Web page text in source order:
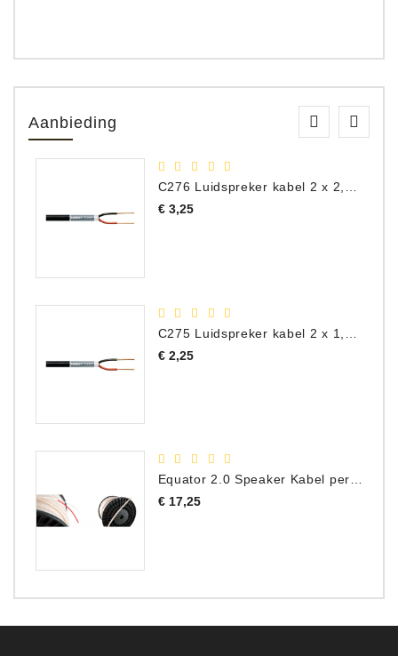
Aanbieding
C276 Luidspreker kabel 2 x 2,50 mm² (per meter)
€ 3,25Prijs
€ 2,25Prijs
Equator 2.0 Speaker Kabel per meter
€ 17,25Prijs